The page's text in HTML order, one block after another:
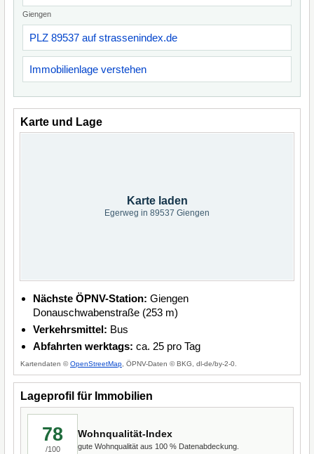
Giengen
PLZ 89537 auf strassenindex.de
Immobilienlage verstehen
Karte und Lage
Karte laden
Egerweg in 89537 Giengen
Nächste ÖPNV-Station: Giengen
Donauschwabenstraße (253 m)
Verkehrsmittel: Bus
Abfahrten werktags: ca. 25 pro Tag
Kartendaten ©OpenStreetMap , ÖPNV-Daten © BKG, dl-de/by-2-0.
Lageprofil für Immobilien
78
/100
Wohnqualität-Index
gute Wohnqualität aus 100 % Datenabdeckung.